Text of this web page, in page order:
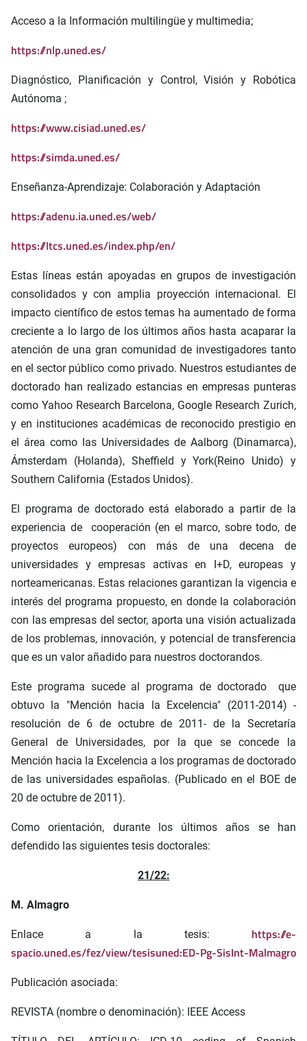
Acceso a la Información multilingüe y multimedia;
https://nlp.uned.es/
Diagnóstico, Planificación y Control, Visión y Robótica
Autónoma ;
https://www.cisiad.uned.es/
https://simda.uned.es/
Enseñanza-Aprendizaje: Colaboración y Adaptación
https://adenu.ia.uned.es/web/
https://ltcs.uned.es/index.php/en/
Estas líneas están apoyadas en grupos de investigación
consolidados y con amplia proyección internacional. El
impacto científico de estos temas ha aumentado de forma
creciente a lo largo de los últimos años hasta acaparar la
atención de una gran comunidad de investigadores tanto
en el sector público como privado. Nuestros estudiantes de
doctorado han realizado estancias en empresas punteras
como Yahoo Research Barcelona, Google Research Zurich,
y en instituciones académicas de reconocido prestigio en
el área como las Universidades de Aalborg (Dinamarca),
Ámsterdam (Holanda), Sheffield y York(Reino Unido) y
Southern California (Estados Unidos).
El programa de doctorado está elaborado a partir de la
experiencia de cooperación (en el marco, sobre todo, de
proyectos europeos) con más de una decena de
universidades y empresas activas en I+D, europeas y
norteamericanas. Estas relaciones garantizan la vigencia e
interés del programa propuesto, en donde la colaboración
con las empresas del sector, aporta una visión actualizada
de los problemas, innovación, y potencial de transferencia
que es un valor añadido para nuestros doctorandos.
Este programa sucede al programa de doctorado que
obtuvo la "Mención hacia la Excelencia" (2011-2014) -
resolución de 6 de octubre de 2011- de la Secretaría
General de Universidades, por la que se concede la
Mención hacia la Excelencia a los programas de doctorado
de las universidades españolas. (Publicado en el BOE de
20 de octubre de 2011).
Como orientación, durante los últimos años se han
defendido las siguientes tesis doctorales:
21/22:
M. Almagro
Enlace a la tesis: https://e-
spacio.uned.es/fez/view/tesisuned:ED-Pg-SisInt-Malmagro
Publicación asociada:
REVISTA (nombre o denominación): IEEE Access